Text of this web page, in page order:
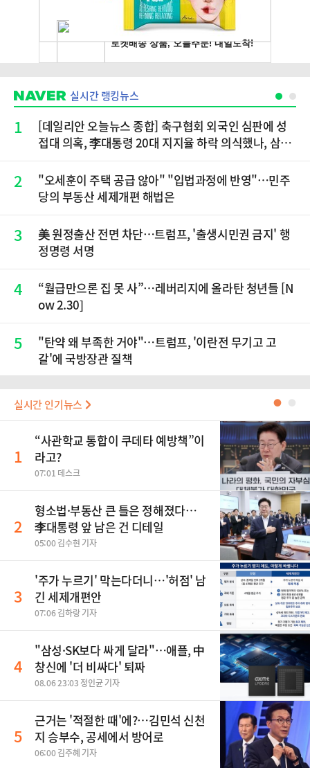
실시간 랭킹뉴스
1
[데일리안 오늘뉴스 종합] 축구협회 외국인 심판에 성
접대 의혹, 李대통령 20대 지지율 하락 의식했나, 삼전
재점화, 김민석 "과반 승리 가능성 99%" 등
2
"오세훈이 주택 공급 않아" "입법과정에 반영"…민주
당의 부동산 세제개편 해법은
3
美 원정출산 전면 차단…트럼프, '출생시민권 금지' 행
정명령 서명
4
“월급만으론 집 못 사”…레버리지에 올라탄 청년들 [N
ow 2.30]
5
"탄약 왜 부족한 거야"…트럼프, '이란전 무기고 고
갈'에 국방장관 질책
실시간 인기뉴스 ●
1
“사관학교 통합이 쿠데타 예방책”이
라고?
07:01 데스크
2
형소법·부동산 큰 틀은 정해졌다…
李대통령 앞 남은 건 디테일
05:00 김수현 기자
3
'주가 누르기' 막는다더니…'허점' 남
긴 세제개편안
07:06 김하랑 기자
4
"삼성·SK보다 싸게 달라"…애플, 中
창신에 '더 비싸다' 퇴짜
08.06 23:03 정인균 기자
5
근거는 '적절한 때'에?…김민석 신천
지 승부수, 공세에서 방어로
06:00 김주혜 기자